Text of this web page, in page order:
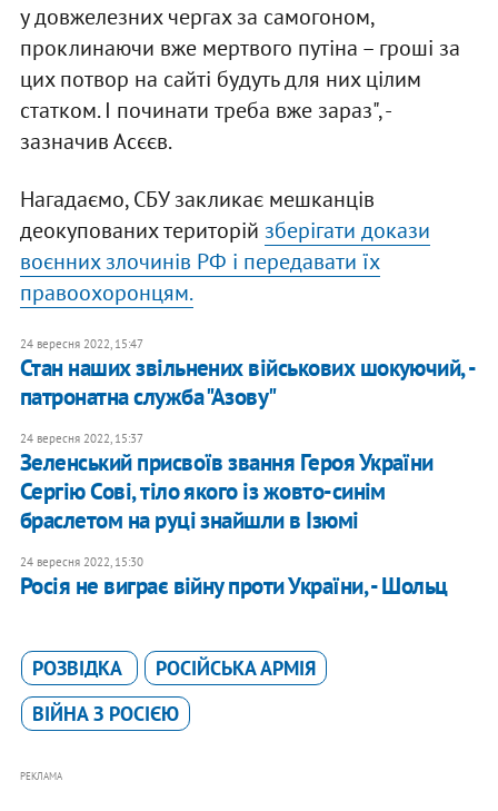
у довжелезних чергах за самогоном,
проклинаючи вже мертвого путіна – гроші за
цих потвор на сайті будуть для них цілим
статком. І починати треба вже зараз", -
зазначив Асєєв.
Нагадаємо, СБУ закликає мешканців
деокупованих територій зберігати докази
воєнних злочинів РФ і передавати їх
правоохоронцям.
24 вересня 2022, 15:47
Стан наших звільнених військових шокуючий, -
патронатна служба "Азову"
24 вересня 2022, 15:37
​Зеленський присвоїв звання Героя України
Сергію Сові, тіло якого із жовто-синім
браслетом на руці знайшли в Ізюмі
24 вересня 2022, 15:30
Росія не виграє війну проти України, - Шольц
РОЗВІДКА
РОСІЙСЬКА АРМІЯ
ВІЙНА З РОСІЄЮ
РЕКЛАМА